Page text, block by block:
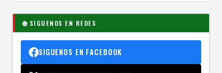
🌐 SIGUENOS EN REDES
SIGUENOS EN FACEBOOK